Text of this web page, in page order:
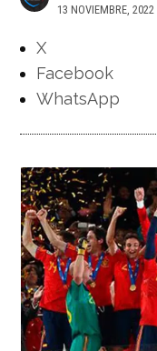
13 NOVIEMBRE, 2022
X
Facebook
WhatsApp